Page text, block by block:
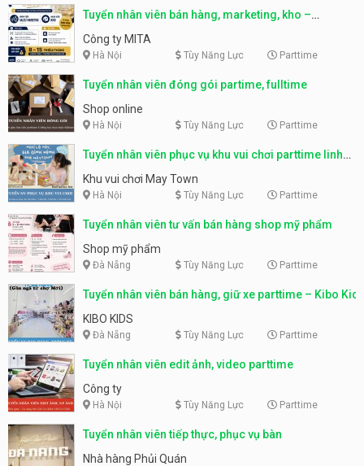
Tuyển nhân viên bán hàng, marketing, kho –
parttime, fulltime
Công ty MITA
Hà Nội Tùy Năng Lực Parttime
Tuyển nhân viên đóng gói partime, fulltime
Shop online
Hà Nội Tùy Năng Lực Parttime
Tuyển nhân viên phục vụ khu vui chơi parttime linh
động
Khu vui chơi May Town
Hà Nội Tùy Năng Lực Parttime
Tuyển nhân viên tư vấn bán hàng shop mỹ phẩm
Shop mỹ phẩm
Đà Nẵng Tùy Năng Lực Parttime
Tuyển nhân viên bán hàng, giữ xe parttime – Kibo Kid
KIBO KIDS
Đà Nẵng Tùy Năng Lực Parttime
Tuyển nhân viên edit ảnh, video parttime
Công ty
Hà Nội Tùy Năng Lực Parttime
Tuyển nhân viên tiếp thực, phục vụ bàn
Nhà hàng Phủi Quán